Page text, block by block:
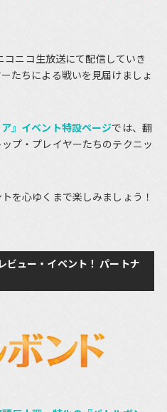
ニコ生放送にて配信していき
たちによる戦いを見届けましょ
』イベント特設ページでは、翻
プ・プレイヤーたちのテクニッ
を心ゆくまで楽しみましょう！
ビュー・イベント！ パートナ